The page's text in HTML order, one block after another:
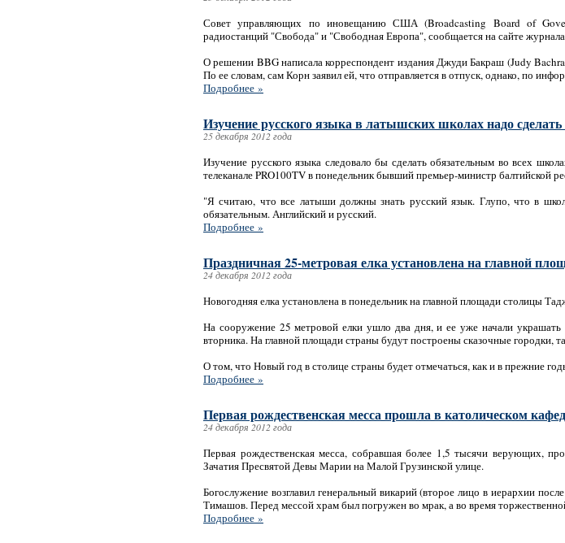
Совет управляющих по иновещанию США (Broadcasting Board of
радиостанций "Свобода" и "Свободная Европа", сообщается на сайте
О решении BBG написала корреспондент издания Джуди Бакраш (Judy
По ее словам, сам Корн заявил ей, что отправляется в отпуск, однако, по
Подробнее »
Изучение русского языка в латышских школах надо
25 декабря 2012 года
Изучение русского языка следовало бы сделать обязательным во всех
телеканале PRO100TV в понедельник бывший премьер-министр балтийской
"Я считаю, что все латыши должны знать русский язык. Глупо, что в
обязательным. Английский и русский.
Подробнее »
Праздничная 25-метровая елка установлена на главной
24 декабря 2012 года
Новогодняя елка установлена в понедельник на главной площади столицы
На сооружение 25 метровой елки ушло два дня, и ее уже начали
вторника. На главной площади страны будут построены сказочные городки,
О том, что Новый год в столице страны будет отмечаться, как и в прежние
Подробнее »
Первая рождественская месса прошла в католическом
24 декабря 2012 года
Первая рождественская месса, собравшая более 1,5 тысячи верующих,
Зачатия Пресвятой Девы Марии на Малой Грузинской улице.
Богослужение возглавил генеральный викарий (второе лицо в иерархии
Тимашов. Перед мессой храм был погружен во мрак, а во время
Подробнее »